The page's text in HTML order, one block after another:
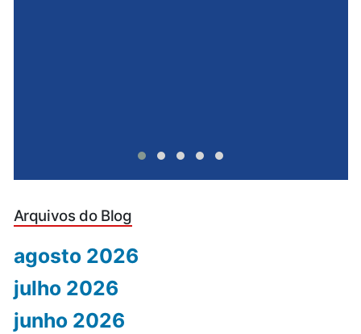
Arquivos do Blog
agosto 2026
julho 2026
junho 2026